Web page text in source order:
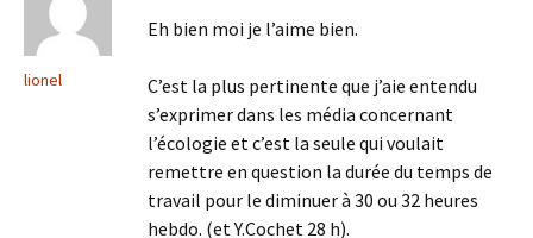
lionel
Eh bien moi je l’aime bien.
C’est la plus pertinente que j’aie entendu
s’exprimer dans les média concernant
l’écologie et c’est la seule qui voulait
remettre en question la durée du temps de
travail pour le diminuer à 30 ou 32 heures
hebdo. (et Y.Cochet 28 h).